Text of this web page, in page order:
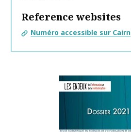
Reference websites
Numéro accessible sur Cairn